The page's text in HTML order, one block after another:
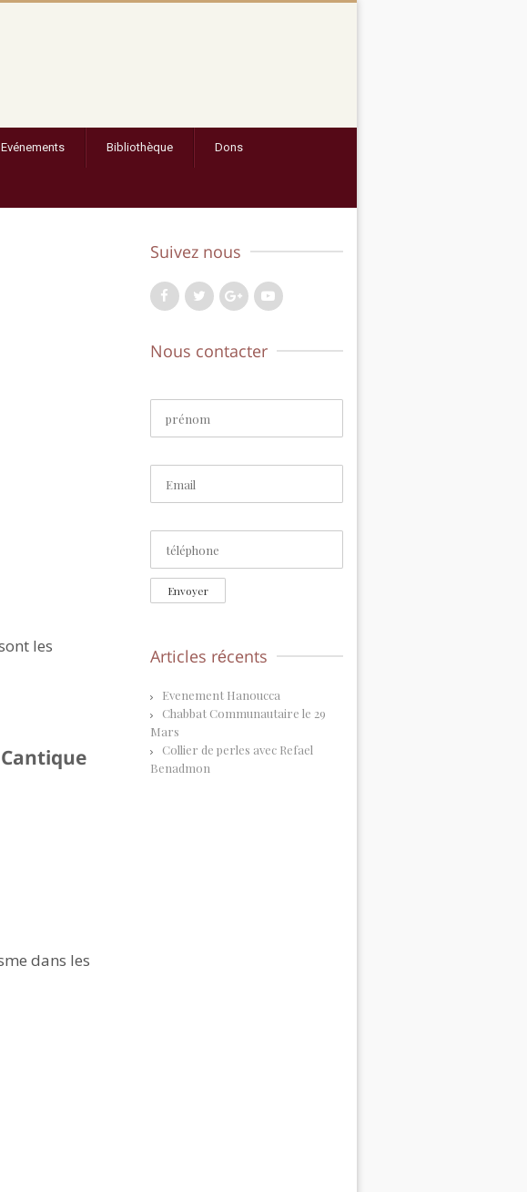
Evénements Bibliothèque Dons
les
dans les
Suivez nous
Nous contacter
Envoyer
Articles récents
Evenement Hanoucca
Chabbat Communautaire le 29
Mars
Collier de perles avec Refael
Benadmon